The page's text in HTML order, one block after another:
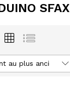
SFAX
au plus ancien